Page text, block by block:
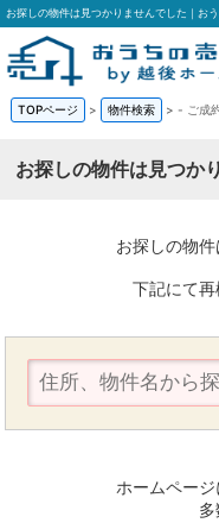
お探しの物件は見つかりませんでした｜お
TOPページ > 物件検索 > - ご成
お探しの物件は見つか
お探しの物件
下記にて再
ホームペー
多